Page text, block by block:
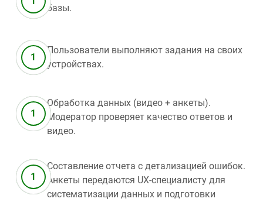
базы.
Пользователи выполняют задания на своих
устройствах.
Обработка данных (видео + анкеты).
Модератор проверяет качество ответов и
видео.
Составление отчета с детализацией ошибок.
Анкеты передаются UX-специалисту для
систематизации данных и подготовки